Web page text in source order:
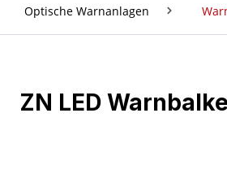
Optische Warnanlagen
ZN LED